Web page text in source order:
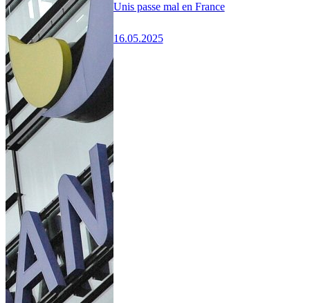
Unis passe mal en France
16.05.2025